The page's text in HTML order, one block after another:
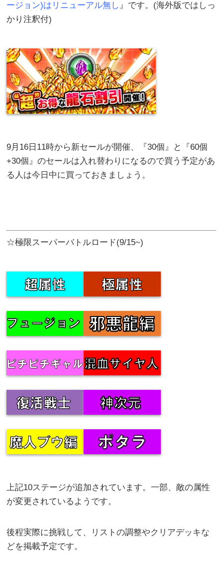
ージョン)はリニューアル無し 』です。(海外版ではしっ
かり注釈付)
9月16日11時から新セールが開催、『30個』と『60個
+30個』のセールは入れ替わりになるので買う予定があ
る人は今日中に買っておきましょう。
☆極限スーパーバトルロード(9/15~)
上記10ステージが追加されています。一部、敵の属性
が変更されているようです。
後程実際に挑戦して、リストの調整やクリアデッキな
どを掲載予定です。